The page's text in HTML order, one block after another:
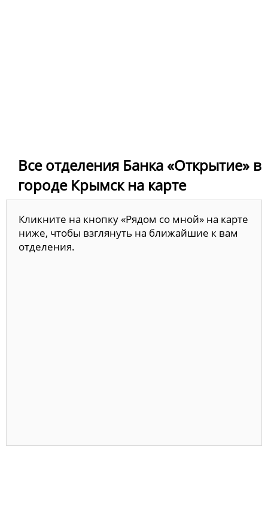
Все отделения Банка «Открытие» в
городе Крымск на карте
Кликните на кнопку «Рядом со мной» на карте
ниже, чтобы взглянуть на ближайшие к вам
отделения.